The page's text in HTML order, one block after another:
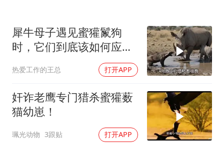
银行午休1.5小时 留个窗口行不行
李嫣近照曝光
总书记关心百姓身边这些民生大事
犀牛母子遇见蜜獾鬣狗
时，它们到底该如何应
热爱工作的王总 打开APP
奸诈老鹰专门猎杀蜜獾薮
猫幼崽！
珮光动物 3跟贴 打开APP